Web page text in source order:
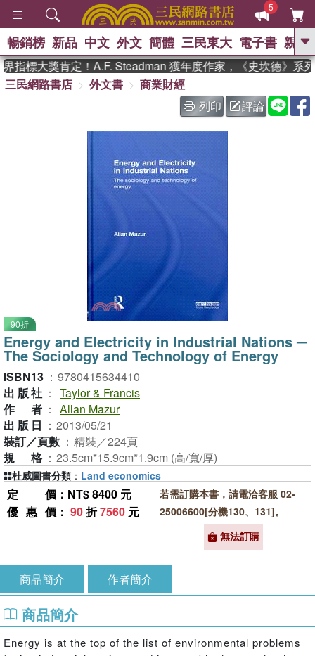
5
GO
熱搜： 東野圭吾
、 如果歷史是一群喵 、 暑期
國際布克獎 臺灣漫遊錄 、 方
念華 、 台灣的李登輝時代
暢銷榜 新品 中文 外文 簡體 三民東大 電子書 親子
指標大獎肯定！A.F. Steadman 獲年度作家，《史坎德》系列
三民網路書店
外文書
商業財經
列印
評論
90折
Energy and Electricity in Industrial Nations ─
The Sociology and Technology of Energy
ISBN13 ： 9780415634410
出版社 ： Taylor & Francis
作者 ： Allan Mazur
出版日 ： 2013/05/21
裝訂／頁數 ： 精裝／224頁
規格 ： 23.5cm*15.9cm*1.9cm (高/寬/厚)
定價 ：NT$ 8400 元
優惠價 ： 90折7560 元
若需訂購本書，請電洽客服 02-
25006600[分機130、131]。
無法訂購
杜威圖書分類 ： Land economics
商品簡介 作者簡介
商品簡介
Energy is at the top of the list of environmental problems